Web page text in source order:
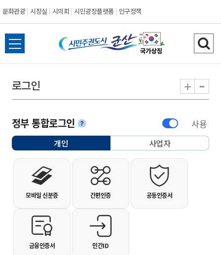
문화관광 시장실 시의회 시민광장플랫폼 인구정책
시민주권도시 군
전체메뉴 열기 검
로그인 + -
정부 통합로그인안내 사용
개인선택됨 사업자
개인사용자 로그인
모바일 신분증 간편인증 공동인증서
금융인증서 민간ID